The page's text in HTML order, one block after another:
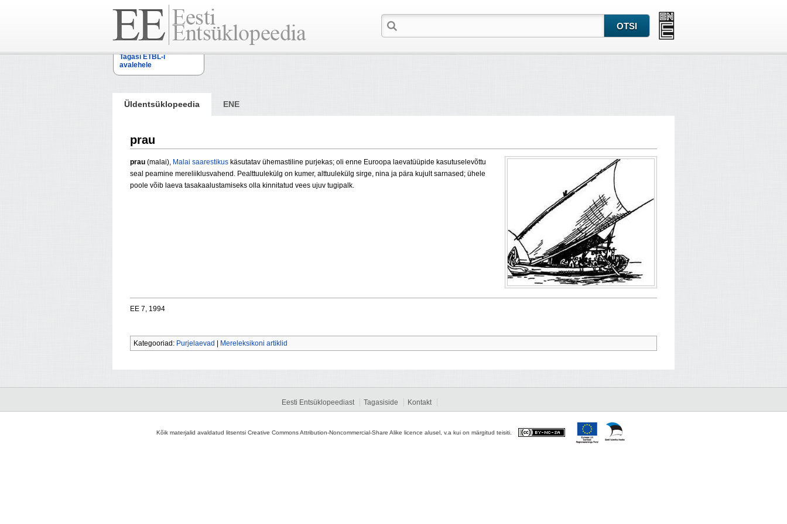
Tagasi ETBL-i
avalehele
Üldentsüklopeedia ENE
prau
prau (malai), Malai saarestikus käsutatav ühemastiline purjekas; oli enne Euroopa laevatüüpide kasutuselevõttu
seal peamine mereliiklusvahend. Pealttuulekülg on kumer, alttuulekülg sirge, nina ja pära kujult sarnased; ühele
poole võib laeva tasakaalustamiseks olla kinnitatud vees ujuv tugipalk.
EE 7, 1994
Kategooriad: Purjelaevad Mereleksikoni artiklid
Eesti Entsüklopeediast Tagasiside Kontakt
Kõik materjalid avaldatud litsentsi Creative Commons Attribution-Noncommercial-Share Alike licence alusel, v.a kui on märgitud teisiti.